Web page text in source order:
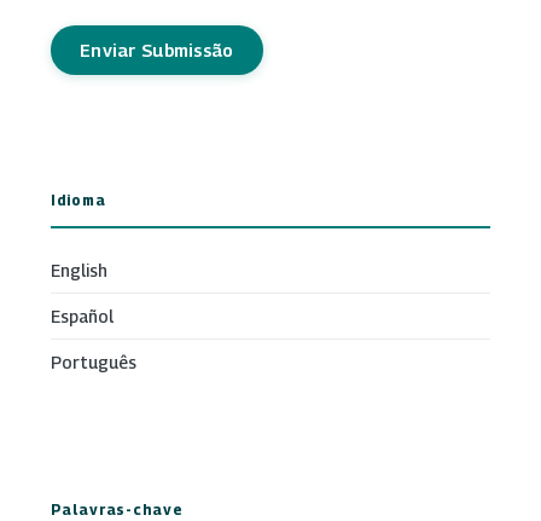
Enviar Submissão
Idioma
English
Español
Português
Palavras-chave